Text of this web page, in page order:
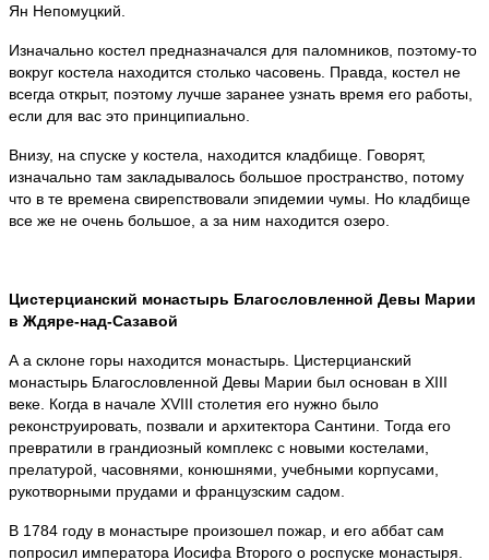
Ян Непомуцкий.
Изначально костел предназначался для паломников, поэтому-то
вокруг костела находится столько часовень. Правда, костел не
всегда открыт, поэтому лучше заранее узнать время его работы,
если для вас это принципиально.
Внизу, на спуске у костела, находится кладбище. Говорят,
изначально там закладывалось большое пространство, потому
что в те времена свирепствовали эпидемии чумы. Но кладбище
все же не очень большое, а за ним находится озеро.
Цистерцианский монастырь Благословленной Девы Марии
в Ждяре-над-Сазавой
А а склоне горы находится монастырь. Цистерцианский
монастырь Благословленной Девы Марии был основан в XIII
веке. Когда в начале XVIII столетия его нужно было
реконструировать, позвали и архитектора Сантини. Тогда его
превратили в грандиозный комплекс с новыми костелами,
прелатурой, часовнями, конюшнями, учебными корпусами,
рукотворными прудами и французским садом.
В 1784 году в монастыре произошел пожар, и его аббат сам
попросил императора Иосифа Второго о роспуске монастыря.